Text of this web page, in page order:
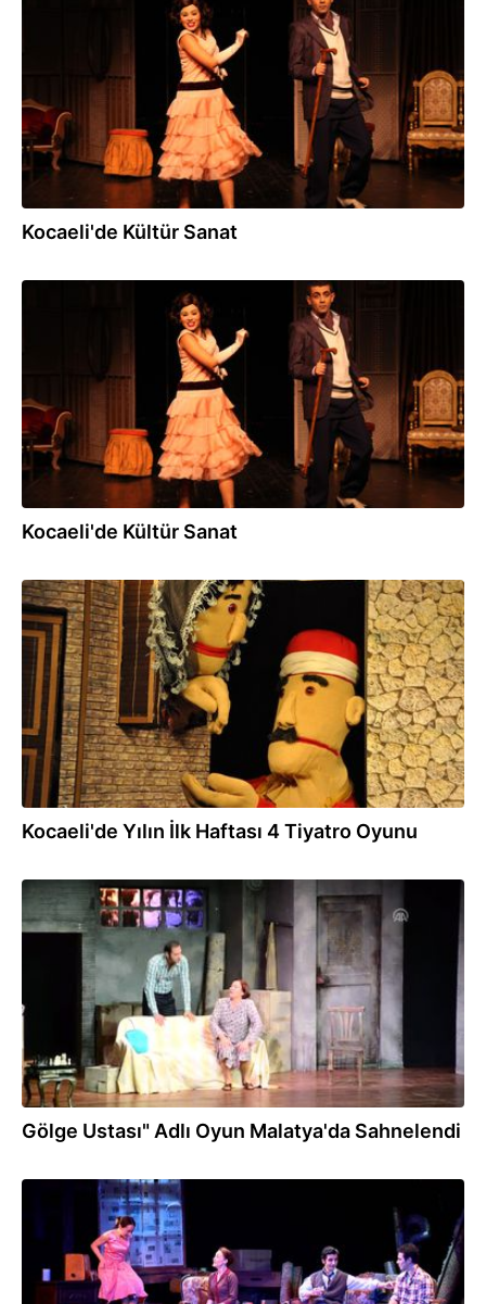
Kocaeli'de Kültür Sanat
Kocaeli'de Kültür Sanat
02.01.2017
Kocaeli'de Yılın İlk Haftası 4 Tiyatro Oyunu
18.12.2016
Gölge Ustası" Adlı Oyun Malatya'da Sahnelendi
18.12.2016